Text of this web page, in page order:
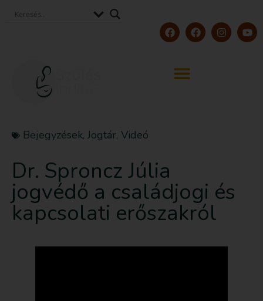
Bejegyzések, Jogtár, Videó
Dr. Sproncz Júlia
jogvédő a családjogi és
kapcsolati erőszakról